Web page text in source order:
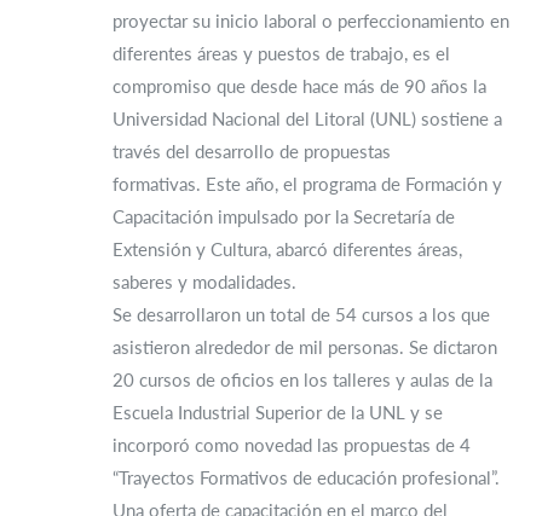
proyectar su inicio laboral o perfeccionamiento en
diferentes áreas y puestos de trabajo, es el
compromiso que desde hace más de 90 años la
Universidad Nacional del Litoral (UNL) sostiene a
través del desarrollo de propuestas
formativas. Este año, el programa de Formación y
Capacitación impulsado por la Secretaría de
Extensión y Cultura, abarcó diferentes áreas,
saberes y modalidades.
Se desarrollaron un total de 54 cursos a los que
asistieron alrededor de mil personas. Se dictaron
20 cursos de oficios en los talleres y aulas de la
Escuela Industrial Superior de la UNL y se
incorporó como novedad las propuestas de 4
“Trayectos Formativos de educación profesional”.
Una oferta de capacitación en el marco del